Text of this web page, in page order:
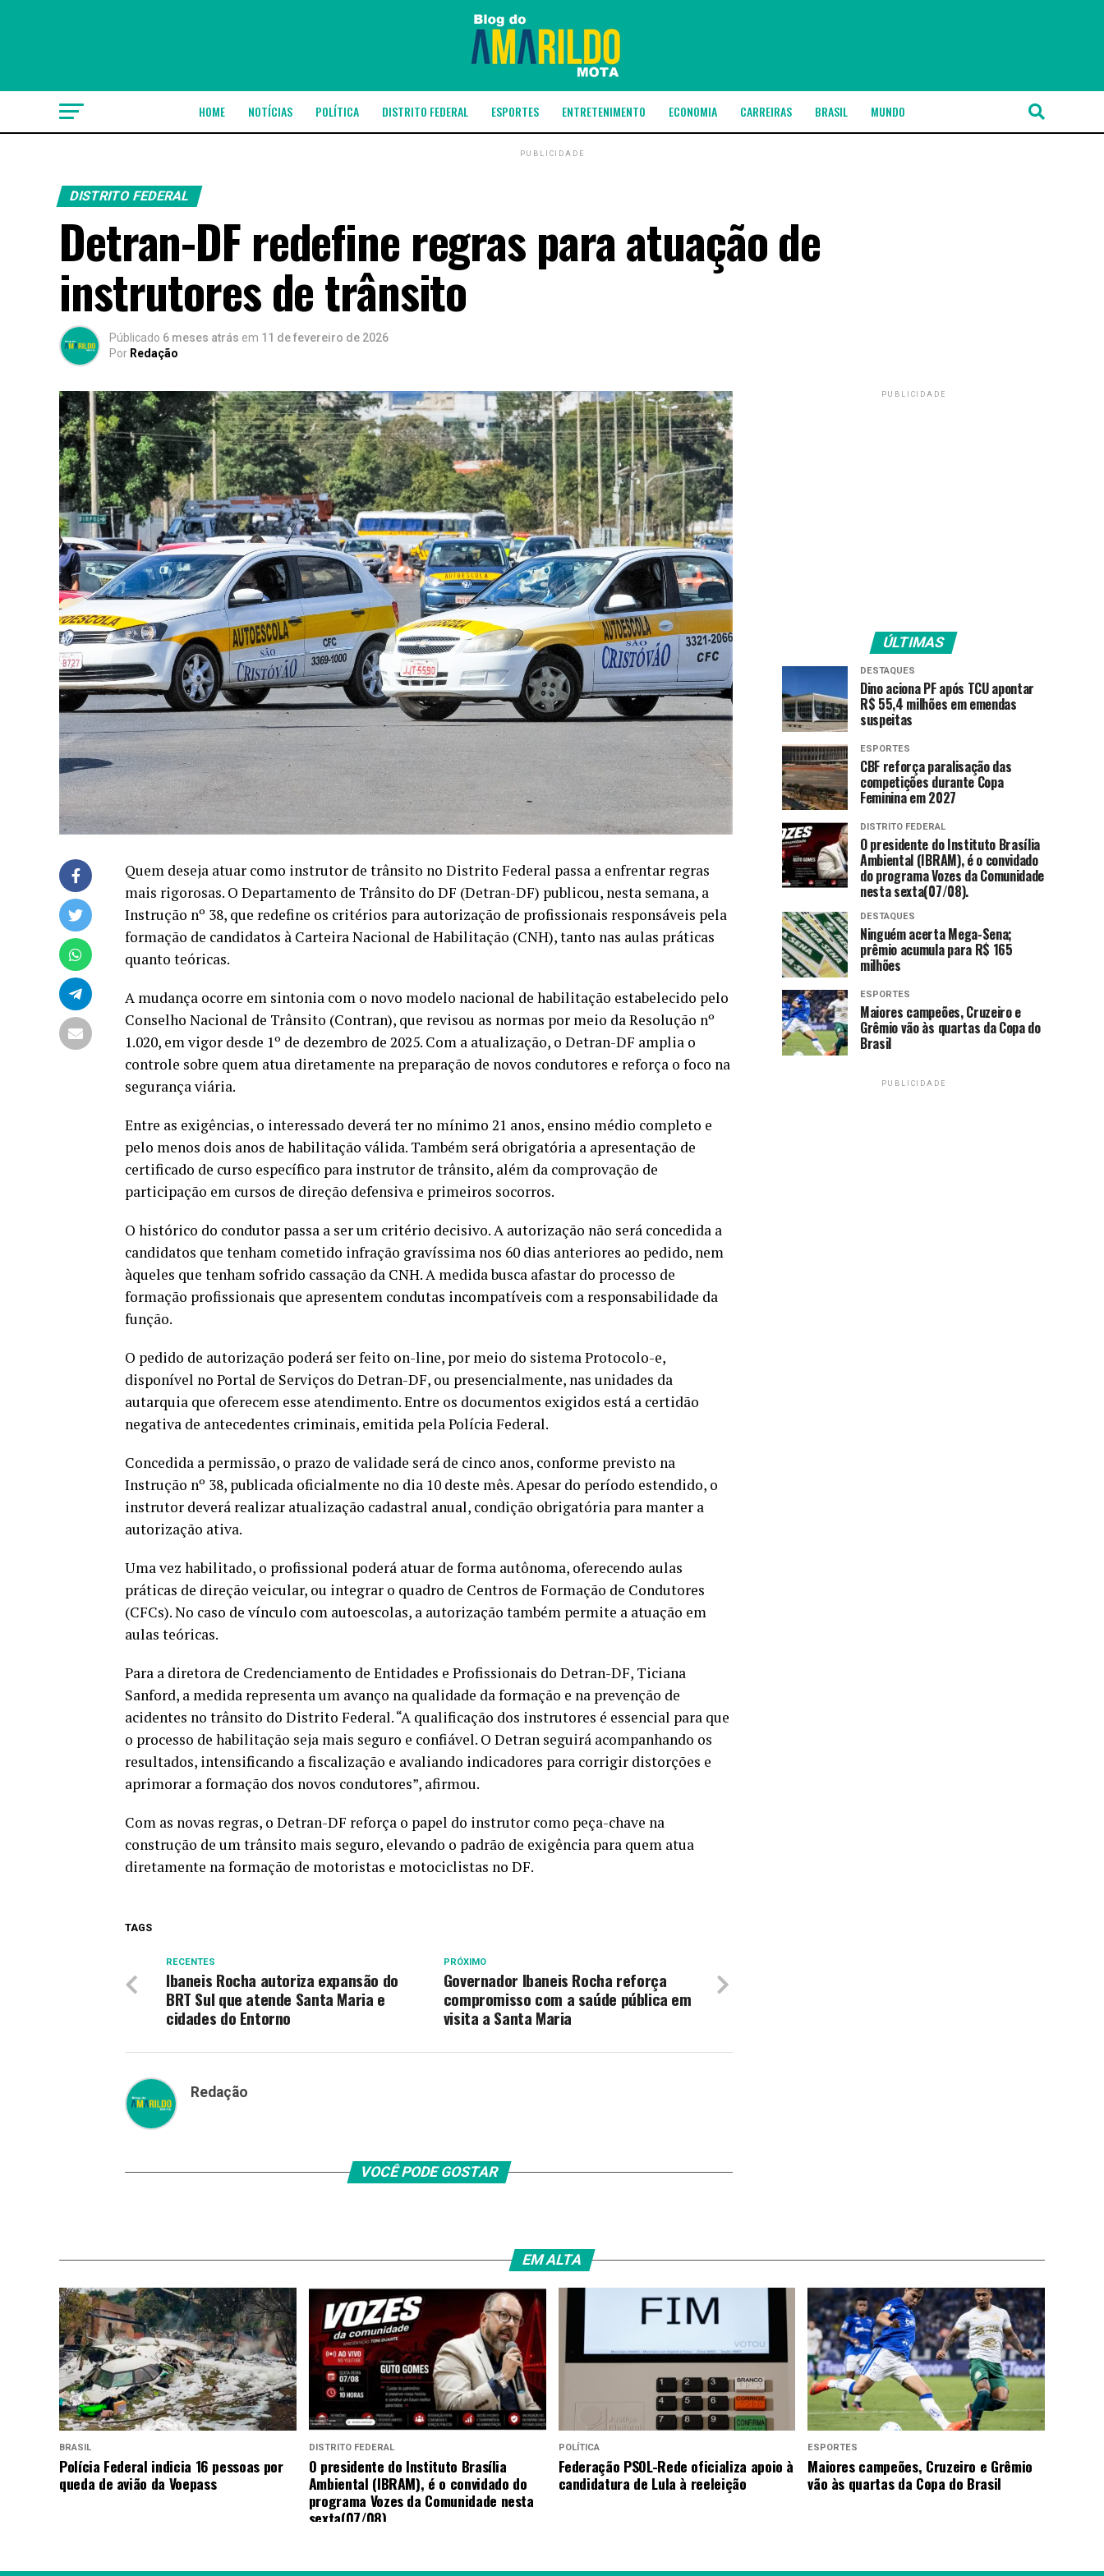
HOME NOTÍCIAS POLÍTICA DISTRITO FEDERAL ESPORTES ENTRETENIMENTO ECONOMIA CARREIRAS BRASIL MUNDO
PUBLICIDADE
DISTRITO FEDERAL
Detran-DF redefine regras para atuação de
instrutores de trânsito
Públicado 6 meses atrás em 11 de fevereiro de 2026
Por Redação
Quem deseja atuar como instrutor de trânsito no Distrito Federal passa a enfrentar regras
mais rigorosas. O Departamento de Trânsito do DF (Detran-DF) publicou, nesta semana, a
Instrução nº 38, que redefine os critérios para autorização de profissionais responsáveis pela
formação de candidatos à Carteira Nacional de Habilitação (CNH), tanto nas aulas práticas
quanto teóricas.
A mudança ocorre em sintonia com o novo modelo nacional de habilitação estabelecido pelo
Conselho Nacional de Trânsito (Contran), que revisou as normas por meio da Resolução nº
1.020, em vigor desde 1º de dezembro de 2025. Com a atualização, o Detran-DF amplia o
controle sobre quem atua diretamente na preparação de novos condutores e reforça o foco na
segurança viária.
Entre as exigências, o interessado deverá ter no mínimo 21 anos, ensino médio completo e
pelo menos dois anos de habilitação válida. Também será obrigatória a apresentação de
certificado de curso específico para instrutor de trânsito, além da comprovação de
participação em cursos de direção defensiva e primeiros socorros.
O histórico do condutor passa a ser um critério decisivo. A autorização não será concedida a
candidatos que tenham cometido infração gravíssima nos 60 dias anteriores ao pedido, nem
àqueles que tenham sofrido cassação da CNH. A medida busca afastar do processo de
formação profissionais que apresentem condutas incompatíveis com a responsabilidade da
função.
O pedido de autorização poderá ser feito on-line, por meio do sistema Protocolo-e,
disponível no Portal de Serviços do Detran-DF, ou presencialmente, nas unidades da
autarquia que oferecem esse atendimento. Entre os documentos exigidos está a certidão
negativa de antecedentes criminais, emitida pela Polícia Federal.
Concedida a permissão, o prazo de validade será de cinco anos, conforme previsto na
Instrução nº 38, publicada oficialmente no dia 10 deste mês. Apesar do período estendido, o
instrutor deverá realizar atualização cadastral anual, condição obrigatória para manter a
autorização ativa.
Uma vez habilitado, o profissional poderá atuar de forma autônoma, oferecendo aulas
práticas de direção veicular, ou integrar o quadro de Centros de Formação de Condutores
(CFCs). No caso de vínculo com autoescolas, a autorização também permite a atuação em
aulas teóricas.
Para a diretora de Credenciamento de Entidades e Profissionais do Detran-DF, Ticiana
Sanford, a medida representa um avanço na qualidade da formação e na prevenção de
acidentes no trânsito do Distrito Federal. “A qualificação dos instrutores é essencial para que
o processo de habilitação seja mais seguro e confiável. O Detran seguirá acompanhando os
resultados, intensificando a fiscalização e avaliando indicadores para corrigir distorções e
aprimorar a formação dos novos condutores”, afirmou.
Com as novas regras, o Detran-DF reforça o papel do instrutor como peça-chave na
construção de um trânsito mais seguro, elevando o padrão de exigência para quem atua
diretamente na formação de motoristas e motociclistas no DF.
TAGS
PRÓXIMO
Governador Ibaneis Rocha reforça
compromisso com a saúde pública em
visita a Santa Maria
RECENTES
Ibaneis Rocha autoriza expansão do
BRT Sul que atende Santa Maria e
cidades do Entorno
Redação
VOCÊ PODE GOSTAR
PUBLICIDADE
ÚLTIMAS
DESTAQUES
Dino aciona PF após TCU apontar
R$ 55,4 milhões em emendas
suspeitas
ESPORTES
CBF reforça paralisação das
competições durante Copa
Feminina em 2027
DISTRITO FEDERAL
O presidente do Instituto Brasília
Ambiental (IBRAM), é o convidado
do programa Vozes da Comunidade
nesta sexta(07/08).
DESTAQUES
Ninguém acerta Mega-Sena;
prêmio acumula para R$ 165
milhões
ESPORTES
Maiores campeões, Cruzeiro e
Grêmio vão às quartas da Copa do
Brasil
PUBLICIDADE
EM ALTA
BRASIL
Polícia Federal indicia 16 pessoas por
queda de avião da Voepass
DISTRITO FEDERAL
O presidente do Instituto Brasília
Ambiental (IBRAM), é o convidado do
programa Vozes da Comunidade nesta
sexta(07/08).
POLÍTICA
Federação PSOL-Rede oficializa apoio à
candidatura de Lula à reeleição
ESPORTES
Maiores campeões, Cruzeiro e Grêmio
vão às quartas da Copa do Brasil